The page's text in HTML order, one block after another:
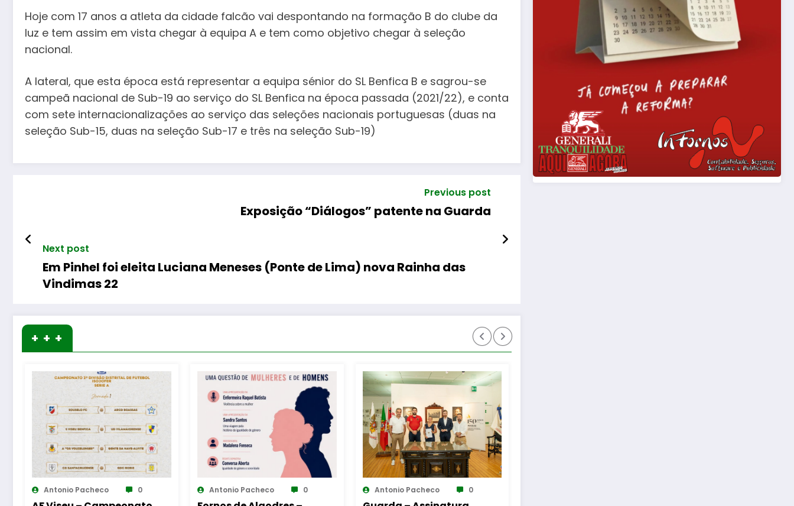
Hoje com 17 anos a atleta da cidade falcão vai despontando na formação B do clube da
luz e tem assim em vista chegar à equipa A e tem como objetivo chegar à seleção
nacional.
A lateral, que esta época está representar a equipa sénior do SL Benfica B e sagrou-se
campeã nacional de Sub-19 ao serviço do SL Benfica na época passada (2021/22), e conta
com sete internacionalizações ao serviço das seleções nacionais portuguesas (duas na
seleção Sub-15, duas na seleção Sub-17 e três na seleção Sub-19)
Previous post
Exposição “Diálogos” patente na Guarda
Next post
Em Pinhel foi eleita Luciana Meneses (Ponte de Lima) nova Rainha das
Vindimas 22
+ + +
Antonio Pacheco Antonio Pacheco Antonio Pacheco